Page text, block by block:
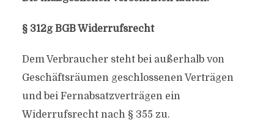
§ 312g BGB Widerrufsrecht
Dem Verbraucher steht bei außerhalb von
Geschäftsräumen geschlossenen Verträgen
und bei Fernabsatzverträgen ein
Widerrufsrecht nach § 355 zu.